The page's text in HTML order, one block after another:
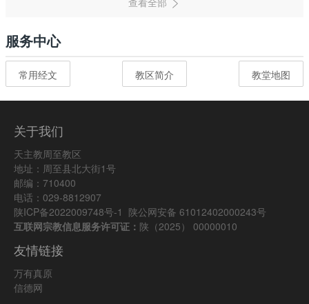
服务中心
常用经文 教区简介 教堂地图
关于我们
天主教周至教区
地址：周至县北大街1号
邮编：710400
电话：029-8812907
陕ICP备2022009748号-1 陕公网安备 61012402000243号
互联网宗教信息服务许可证： 陕（2025） 00000010
友情链接
万有真原
信德网